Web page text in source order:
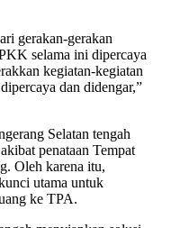
gerakan-gerakan
selama ini dipercaya
kegiatan-kegiatan
dan didengar,”
Selatan tengah
penataan Tempat
Oleh karena itu,
utama untuk
ke TPA.